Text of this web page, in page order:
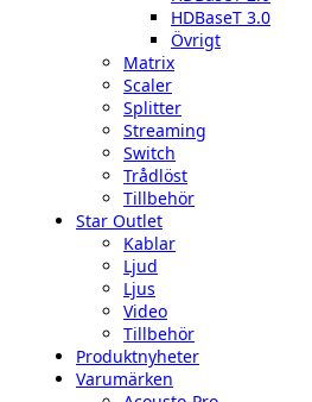
HDBaseT 3.0
Övrigt
Matrix
Scaler
Splitter
Streaming
Switch
Trådlöst
Tillbehör
Star Outlet
Kablar
Ljud
Ljus
Video
Tillbehör
Produktnyheter
Varumärken